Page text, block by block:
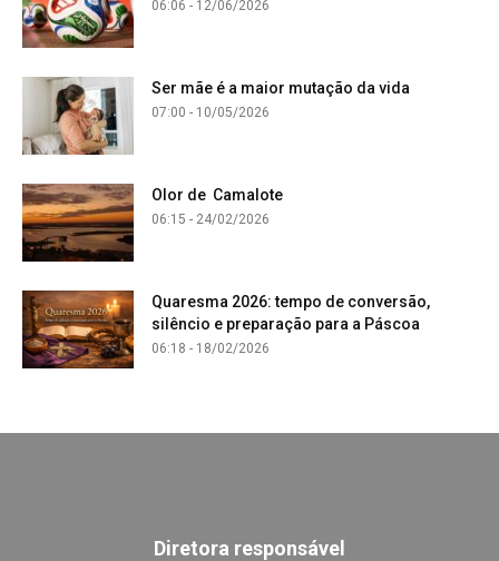
06:06 - 12/06/2026
Ser mãe é a maior mutação da vida
07:00 - 10/05/2026
Olor de Camalote
06:15 - 24/02/2026
Quaresma 2026: tempo de conversão,
silêncio e preparação para a Páscoa
06:18 - 18/02/2026
Diretora responsável